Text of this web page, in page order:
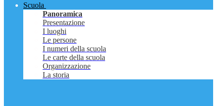
Scuola
Panoramica
Presentazione
I luoghi
Le persone
I numeri della scuola
Le carte della scuola
Organizzazione
La storia